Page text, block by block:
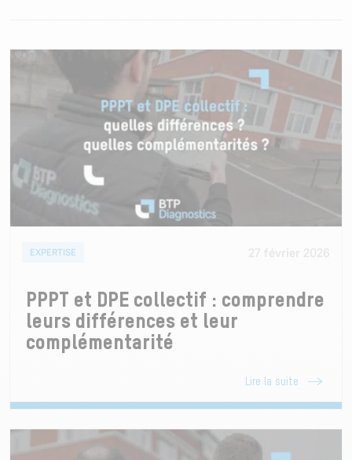
EXPERTISE
PPPT et DPE collectif : comprendre
leurs différences et leur
complémentarité
Lire la suite